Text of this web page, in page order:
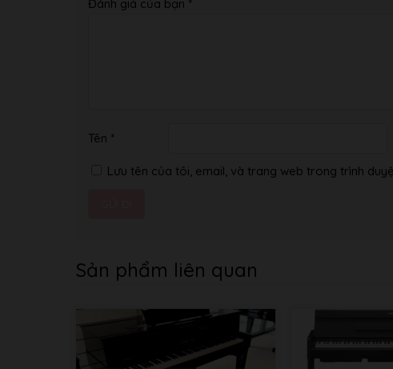
Đánh giá của bạn *
Tên *
Lưu tên của tôi, email, và trang web trong trình
Sản phẩm liên quan